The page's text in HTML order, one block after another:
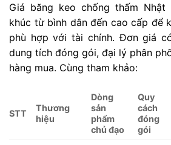
Giá băng keo chống thấm Nhật
khúc từ bình dân đến cao cấp để
phù hợp với tài chính. Đơn giá
dung tích đóng gói, đại lý phân
hàng mua. Cùng tham khảo:
STT
Thương
hiệu
Dòng
sản
phẩm
chủ đạo
Quy
cách
đóng
gói